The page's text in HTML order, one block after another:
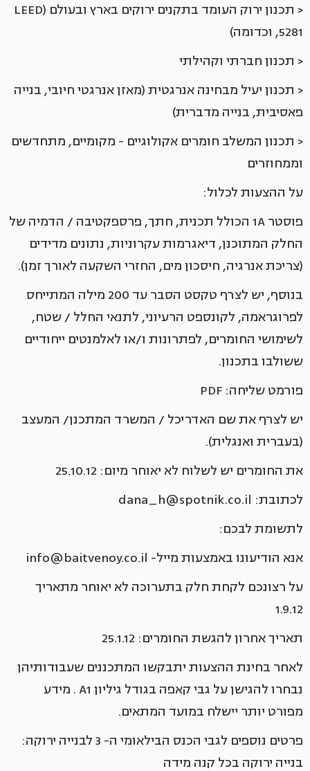
< תכנון ירוק העומד בתקנים ירוקים בארץ ובעולם (LEED
,5281 וכדומה)
< תכנון חברתי וקהילתי
< תכנון יעיל מבחינה אנרגטית (מאזן אנרגטי חיובי, בנייה
פאסיבית, בנייה מדברית)
< תכנון המשלב חומרים אקולוגיים - מקומיים, מתחדשים
וממחוזרים
על ההצעות לכלול:
פוסטר 1A הכולל תכנית, חתך, פרספקטיבה / הדמיה של
החלק המתוכנן, דיאגרמות עקרוניות, נתונים מדידים
(צריכת אנרגיה, חיסכון מים, החזרי השקעה לאורך זמן).
בנוסף, יש לצרף טקסט הסבר עד 200 מילה המתייחס
לפרוגראמה, לקונספט הרעיוני, לתנאי החלל / שטח,
לשימושי החומרים, לפתרונות ו/או לאלמנטים ייחודיים
ששולבו בתכנון.
פורמט שליחה: PDF
יש לצרף את שם האדריכל / המשרד המתכנן/ המעצב
(בעברית ואנגלית).
את החומרים יש לשלוח לא יאוחר מיום: 25.10.12
לכתובת: dana_h@spotnik.co.il
לתשומת לבכם:
אנא הודיעונו באמצעות מייל- info@baitvenoy.co.il
על רצונכם לקחת חלק בתערוכה לא יאוחר מתאריך
1.9.12
תאריך אחרון להגשת החומרים: 25.1.12
לאחר בחינת ההצעות יתבקשו המתכננים שעבודותיהן
נבחרו להגישן על גבי קאפה בגודל גיליון A1 . מידע
מפורט יותר יישלח במועד המתאים.
פרטים נוספים לגבי הכנס הבילאומי ה- 3 לבנייה ירוקה:
בנייה ירוקה בכל קנה מידה